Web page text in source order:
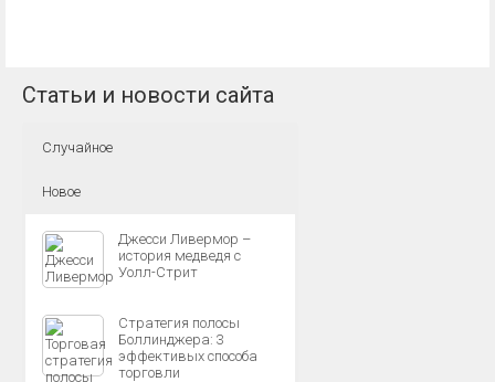
Статьи и новости сайта
Случайное
Новое
Джесси Ливермор –
история медведя c
Уолл-Стрит
Стратегия полосы
Боллинджера: 3
эффективых способа
торговли